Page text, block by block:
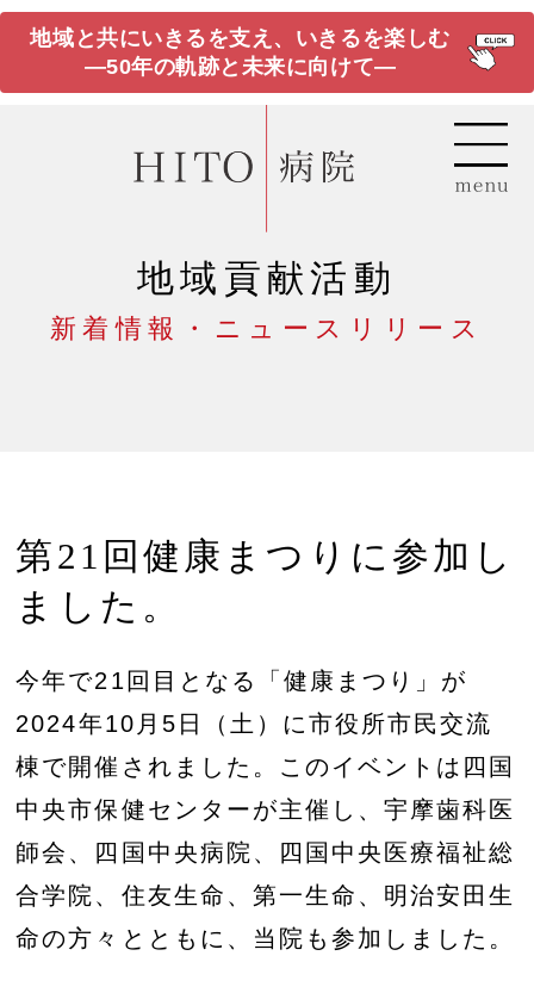
地域と共にいきるを支え、いきるを楽しむ
―50年の軌跡と未来に向けて―
地域貢献活動
新着情報・ニュースリリース
第21回健康まつりに参加し
ました。
今年で21回目となる「健康まつり」が
2024年10月5日（土）に市役所市民交流
棟で開催されました。このイベントは四国
中央市保健センターが主催し、宇摩歯科医
師会、四国中央病院、四国中央医療福祉総
合学院、住友生命、第一生命、明治安田生
命の方々とともに、当院も参加しました。